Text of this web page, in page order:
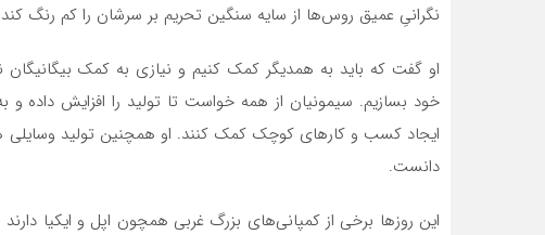
نگرانیِ عمیق روس‌ها از سایه سنگین تحریم بر سرشان را کم رنگ
او گفت که باید به همدیگر کمک کنیم و نیازی به کمک بیگانیگان
خود بسازیم. سیمونیان از همه خواست تا تولید را افزایش داده و
ایجاد کسب و کارهای کوچک کمک کنند. او همچنین تولید
دانست.
این روزها برخی از کمپانی‌های بزرگ غربی همچون اپل و ایکیا